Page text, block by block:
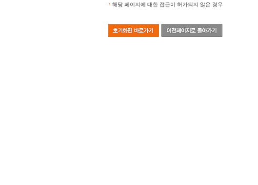
해당 페이지에 대한 접근이 허가되지 않은 경우